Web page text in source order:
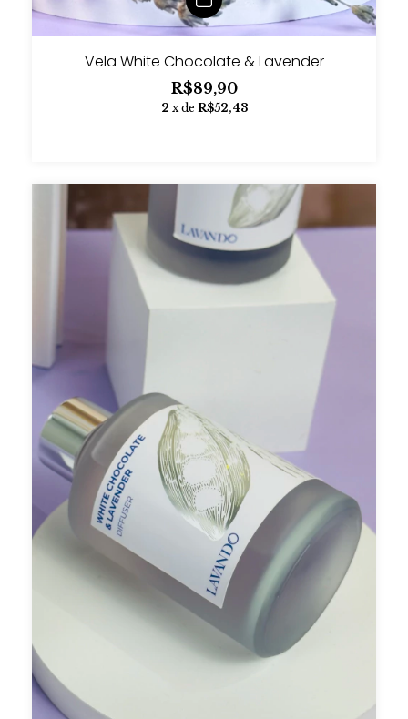
Vela White Chocolate & Lavender
R$89,90
2 x de R$52,43